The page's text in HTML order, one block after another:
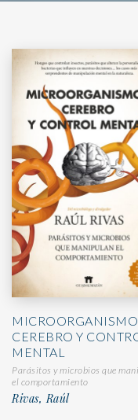
CEREBRO Y
MENTAL
Parásitos y microbios que
el comportamiento
Rivas, Raúl